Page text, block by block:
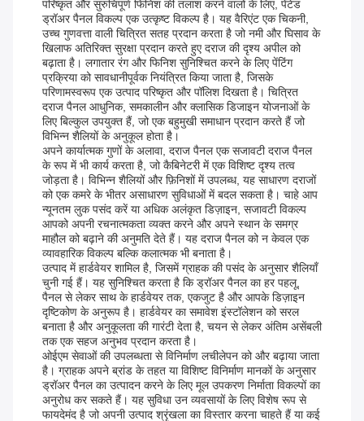
परिष्कृत और सुरुचिपूर्ण फिनिश की तलाश करने वालों के लिए, पेंटेड
ड्रॉअर पैनल विकल्प एक उत्कृष्ट विकल्प है। यह वैरिएंट एक चिकनी,
उच्च गुणवत्ता वाली चित्रित सतह प्रदान करता है जो नमी और घिसाव के
खिलाफ अतिरिक्त सुरक्षा प्रदान करते हुए दराज की दृश्य अपील को
बढ़ाता है। लगातार रंग और फिनिश सुनिश्चित करने के लिए पेंटिंग
प्रक्रिया को सावधानीपूर्वक नियंत्रित किया जाता है, जिसके
परिणामस्वरूप एक उत्पाद परिष्कृत और पॉलिश दिखता है। चित्रित
दराज पैनल आधुनिक, समकालीन और क्लासिक डिजाइन योजनाओं के
लिए बिल्कुल उपयुक्त हैं, जो एक बहुमुखी समाधान प्रदान करते हैं जो
विभिन्न शैलियों के अनुकूल होता है।
अपने कार्यात्मक गुणों के अलावा, दराज पैनल एक सजावटी दराज पैनल
के रूप में भी कार्य करता है, जो कैबिनेटरी में एक विशिष्ट दृश्य तत्व
जोड़ता है। विभिन्न शैलियों और फ़िनिशों में उपलब्ध, यह साधारण दराजों
को एक कमरे के भीतर असाधारण सुविधाओं में बदल सकता है। चाहे आप
न्यूनतम लुक पसंद करें या अधिक अलंकृत डिज़ाइन, सजावटी विकल्प
आपको अपनी रचनात्मकता व्यक्त करने और अपने स्थान के समग्र
माहौल को बढ़ाने की अनुमति देते हैं। यह दराज पैनल को न केवल एक
व्यावहारिक विकल्प बल्कि कलात्मक भी बनाता है।
उत्पाद में हार्डवेयर शामिल है, जिसमें ग्राहक की पसंद के अनुसार शैलियाँ
चुनी गई हैं। यह सुनिश्चित करता है कि ड्रॉअर पैनल का हर पहलू,
पैनल से लेकर साथ के हार्डवेयर तक, एकजुट है और आपके डिज़ाइन
दृष्टिकोण के अनुरूप है। हार्डवेयर का समावेश इंस्टॉलेशन को सरल
बनाता है और अनुकूलता की गारंटी देता है, चयन से लेकर अंतिम असेंबली
तक एक सहज अनुभव प्रदान करता है।
ओईएम सेवाओं की उपलब्धता से विनिर्माण लचीलेपन को और बढ़ाया जाता
है। ग्राहक अपने ब्रांड के तहत या विशिष्ट विनिर्माण मानकों के अनुसार
ड्रॉअर पैनल का उत्पादन करने के लिए मूल उपकरण निर्माता विकल्पों का
अनुरोध कर सकते हैं। यह सुविधा उन व्यवसायों के लिए विशेष रूप से
फायदेमंद है जो अपनी उत्पाद श्रृंखला का विस्तार करना चाहते हैं या कई